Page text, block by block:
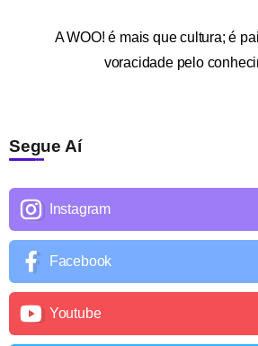
AWOO! é mais que cultura; é
voracidade pelo
Segue Aí
Instagram
Facebook
Youtube